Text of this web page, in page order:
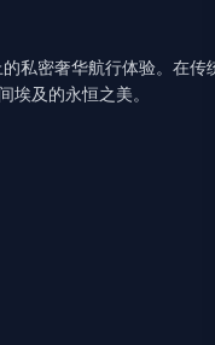
私密奢华航行体验。在传
埃及的永恒之美。